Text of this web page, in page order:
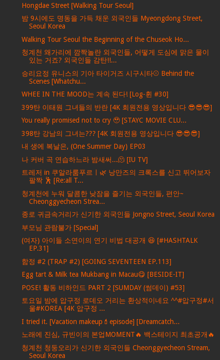
Hongdae Street [Walking Tour Seoul]
밤 9시에도 명동을 가득 채운 외국인들 Myeongdong Street,
Seoul Korea
Walking Tour Seoul the Beginning of the Chuseok Ho...
청계천 왜가리에 깜짝놀란 외국인들, 어떻게 도심에 맑은 물이
있는 거죠? 외국인들 감탄!!...
승리요정 유니스의 기아 타이거즈 시구시타⚾ Behind the
Scenes [Whatchu...
WHEE IN THE MOOD는 계속 된다! [Log-휜 #30]
399탄 이태원 그녀들의 반란 [4K 회원전용 영상입니다 😎😎😎]
You really promised not to cry 🥹 [STAYC MOVIE CLU...
398탄 강남의 그녀는??? [4K 회원전용 영상입니다 😎😎😎]
내 생에 복날은, (One Summer Day) EP03
나 커버 곡 연습하느라 밤새써...🫠 [IU TV]
트레저 in 쿠알라룸푸르ㅣ🌿 낭만즈의 크록스를 신고 뛰어보자
팔짝 🕺 [Re:all T...
청계천에 누워 달콤한 낮잠을 즐기는 외국인들, 편안~
Cheonggyecheon Strea...
종로 귀금속거리가 신기한 외국인들 Jongno Street, Seoul Korea
부모님 관람불가 [Special]
(여자) 아이들 소연이의 연기 비법 대공개 😆 [#HASHTALK
EP.31]
함정 #2 (TRAP #2) [GOING SEVENTEEN EP.113]
Egg tart & Milk tea Mukbang in Macau😋 [BESIDE-IT]
POSE! 활동 비하인드 PART 2 [SUMDAY (썸데이) #53]
토요일 밤에 압구정 로데오 거리는 환상적이네요 ^^#압구정#서
울#KOREA [4K 압구정 ...
I tried it. [Vacation makeup💄episode] [Dreamcatch...
노래에 진심, 규빈이의 본업MOMENT🔥 백스테이지 최초공개🔥
청계천 청둥오리가 신기한 외국인들 Cheonggyecheon Stream,
Seoul Korea